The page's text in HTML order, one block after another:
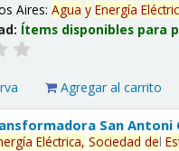
Aires:Agua y Energía
Ítems disponibles para
Agregar al carrito
San Antoni
Eléctrica, Sociedad del